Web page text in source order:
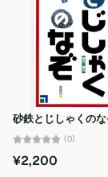
砂鉄とじしゃくの
(0)
¥2,200